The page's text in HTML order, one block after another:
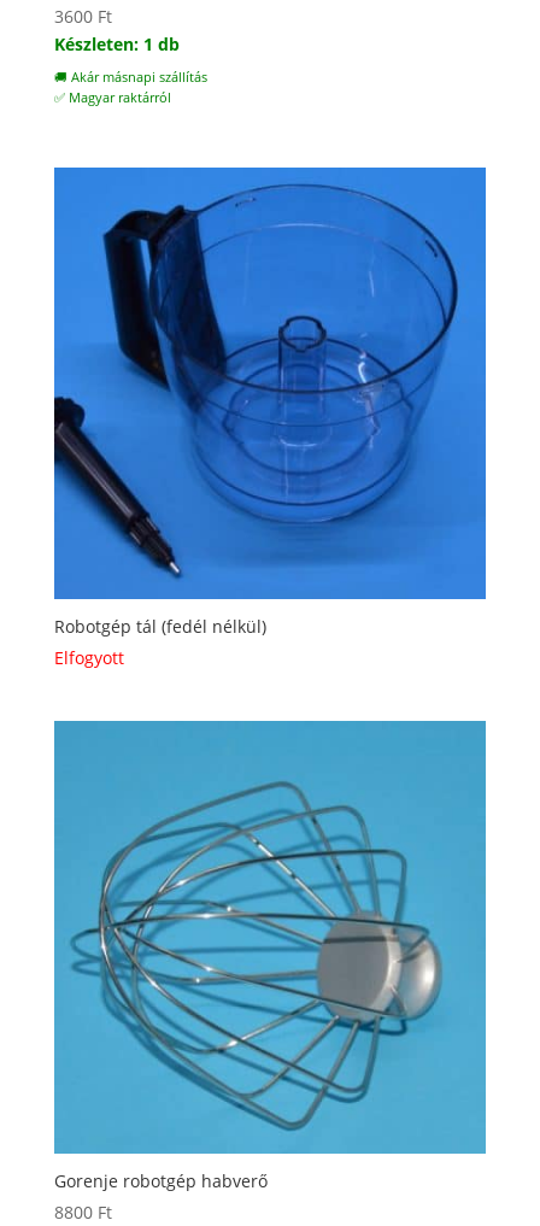
3600 Ft
Készleten: 1 db
🚚 Akár másnapi szállítás
✅ Magyar raktárról
Robotgép tál (fedél nélkül)
Elfogyott
Gorenje robotgép habverő
8800 Ft